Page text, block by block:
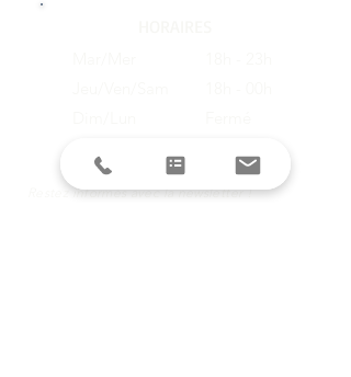
Restez informés avec la newsletter !